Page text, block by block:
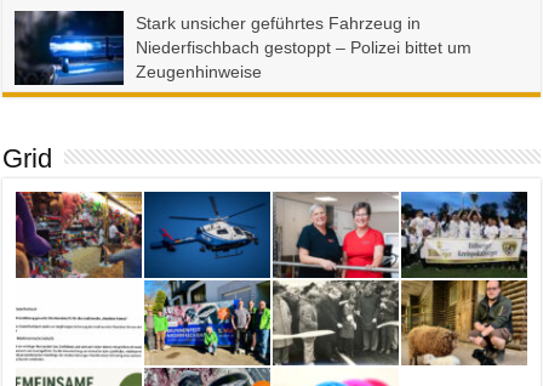
Stark unsicher geführtes Fahrzeug in
Niederfischbach gestoppt – Polizei bittet um
Zeugenhinweise
23. September 2025 0
Grid